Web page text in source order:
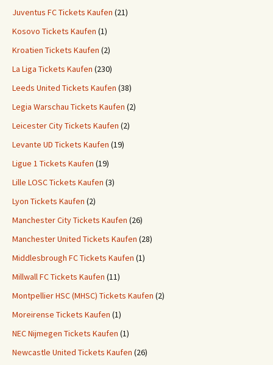
Juventus FC Tickets Kaufen (21)
Kosovo Tickets Kaufen (1)
Kroatien Tickets Kaufen (2)
La Liga Tickets Kaufen (230)
Leeds United Tickets Kaufen (38)
Legia Warschau Tickets Kaufen (2)
Leicester City Tickets Kaufen (2)
Levante UD Tickets Kaufen (19)
Ligue 1 Tickets Kaufen (19)
Lille LOSC Tickets Kaufen (3)
Lyon Tickets Kaufen (2)
Manchester City Tickets Kaufen (26)
Manchester United Tickets Kaufen (28)
Middlesbrough FC Tickets Kaufen (1)
Millwall FC Tickets Kaufen (11)
Montpellier HSC (MHSC) Tickets Kaufen (2)
Moreirense Tickets Kaufen (1)
NEC Nijmegen Tickets Kaufen (1)
Newcastle United Tickets Kaufen (26)